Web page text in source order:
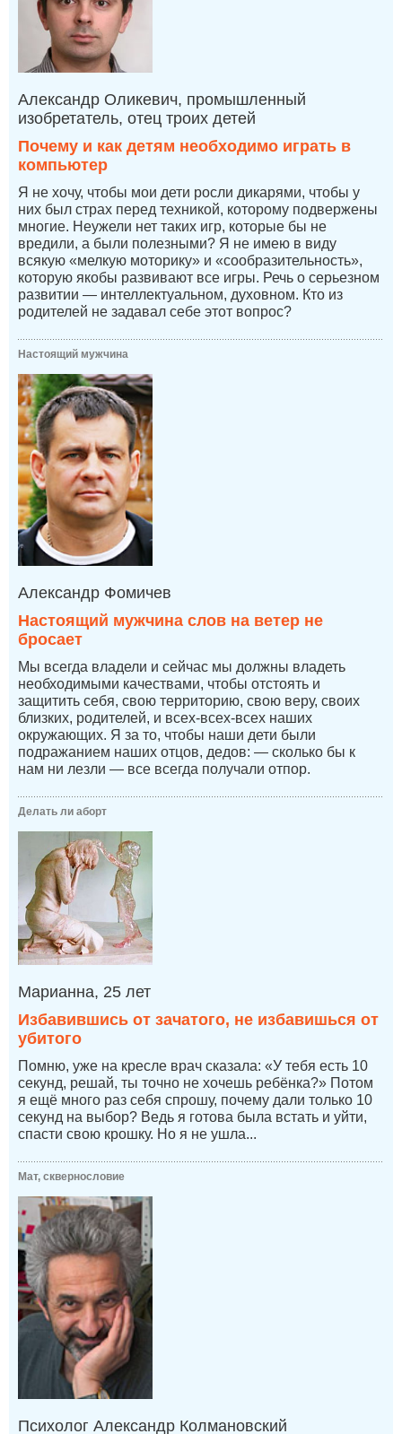
Александр Оликевич, промышленный
изобретатель, отец троих детей
Почему и как детям необходимо играть в
компьютер
Я не хочу, чтобы мои дети росли дикарями, чтобы у
них был страх перед техникой, которому подвержены
многие. Неужели нет таких игр, которые бы не
вредили, а были полезными? Я не имею в виду
всякую «мелкую моторику» и «сообразительность»,
которую якобы развивают все игры. Речь о серьезном
развитии — интеллектуальном, духовном. Кто из
родителей не задавал себе этот вопрос?
Настоящий мужчина
Александр Фомичев
Настоящий мужчина слов на ветер не
бросает
Мы всегда владели и сейчас мы должны владеть
необходимыми качествами, чтобы отстоять и
защитить себя, свою территорию, свою веру, своих
близких, родителей, и всех-всех-всех наших
окружающих. Я за то, чтобы наши дети были
подражанием наших отцов, дедов: — сколько бы к
нам ни лезли — все всегда получали отпор.
Делать ли аборт
Марианна, 25 лет
Избавившись от зачатого, не избавишься от
убитого
Помню, уже на кресле врач сказала: «У тебя есть 10
секунд, решай, ты точно не хочешь ребёнка?» Потом
я ещё много раз себя спрошу, почему дали только 10
секунд на выбор? Ведь я готова была встать и уйти,
спасти свою крошку. Но я не ушла...
Мат, сквернословие
Психолог Александр Колмановский